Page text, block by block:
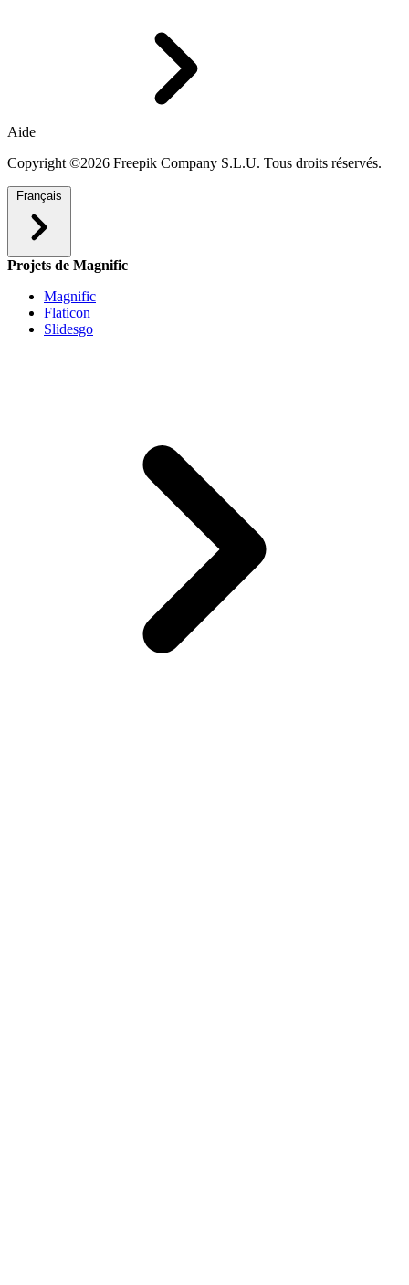
Aide
Copyright ©2026 Freepik Company S.L.U. Tous droits réservés.
Français
Projets de Magnific
Magnific
Flaticon
Slidesgo